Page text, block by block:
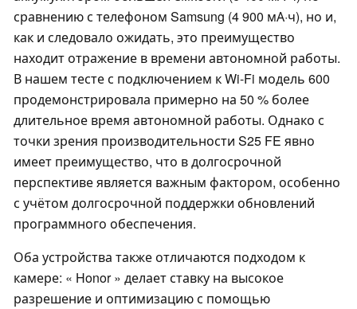
сравнению с телефоном Samsung (4 900 мА·ч), но и,
как и следовало ожидать, это преимущество
находит отражение в времени автономной работы.
В нашем тесте с подключением к Wi-Fi модель 600
продемонстрировала примерно на 50 % более
длительное время автономной работы. Однако с
точки зрения производительности S25 FE явно
имеет преимущество, что в долгосрочной
перспективе является важным фактором, особенно
с учётом долгосрочной поддержки обновлений
программного обеспечения.
Оба устройства также отличаются подходом к
камере: « Honor » делает ставку на высокое
разрешение и оптимизацию с помощью